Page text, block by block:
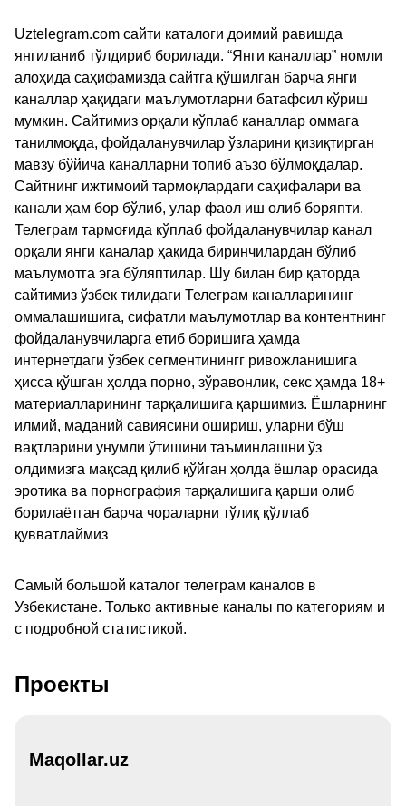
Uztelegram.com сайти каталоги доимий равишда
янгиланиб тўлдириб борилади. “Янги каналлар” номли
алоҳида саҳифамизда сайтга қўшилган барча янги
каналлар ҳақидаги маълумотларни батафсил кўриш
мумкин. Сайтимиз орқали кўплаб каналлар оммага
танилмоқда, фойдаланувчилар ўзларини қизиқтирган
мавзу бўйича каналларни топиб аъзо бўлмоқдалар.
Сайтнинг ижтимоий тармоқлардаги саҳифалари ва
канали ҳам бор бўлиб, улар фаол иш олиб боряпти.
Телеграм тармоғида кўплаб фойдаланувчилар канал
орқали янги каналар ҳақида биринчилардан бўлиб
маълумотга эга бўляптилар. Шу билан бир қаторда
сайтимиз ўзбек тилидаги Телеграм каналларининг
оммалашишига, сифатли маълумотлар ва контентнинг
фойдаланувчиларга етиб боришига ҳамда
интернетдаги ўзбек сегментинингг ривожланишига
ҳисса қўшган ҳолда порно, зўравонлик, секс ҳамда 18+
материалларининг тарқалишига қаршимиз. Ёшларнинг
илмий, маданий савиясини ошириш, уларни бўш
вақтларини унумли ўтишини таъминлашни ўз
олдимизга мақсад қилиб қўйган ҳолда ёшлар орасида
эротика ва порнография тарқалишига қарши олиб
борилаётган барча чораларни тўлиқ қўллаб
қувватлаймиз
Самый большой каталог телеграм каналов в
Узбекистане. Только активные каналы по категориям и
с подробной статистикой.
Проекты
Maqollar.uz